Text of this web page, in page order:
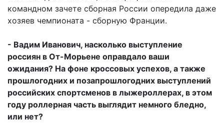
командном зачете сборная России опередила даже
хозяев чемпионата - сборную Франции.
- Вадим Иванович, насколько выступление
россиян в От-Морьене оправдало ваши
ожидания? На фоне кроссовых успехов, а также
прошлогодних и позапрошлогодних выступлений
российских спортсменов в лыжероллерах, в этом
году роллерная часть выглядит немного бледно,
или нет?